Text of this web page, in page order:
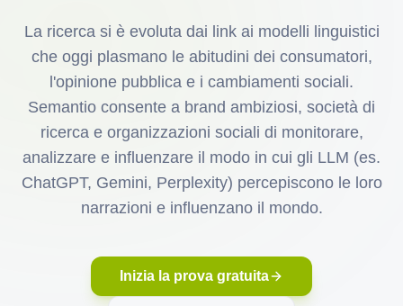
La ricerca si è evoluta dai link ai modelli linguistici
che oggi plasmano le abitudini dei consumatori,
l'opinione pubblica e i cambiamenti sociali.
Semantio consente a brand ambiziosi, società di
ricerca e organizzazioni sociali di monitorare,
analizzare e influenzare il modo in cui gli LLM (es.
ChatGPT, Gemini, Perplexity) percepiscono le loro
narrazioni e influenzano il mondo.
Inizia la prova gratuita